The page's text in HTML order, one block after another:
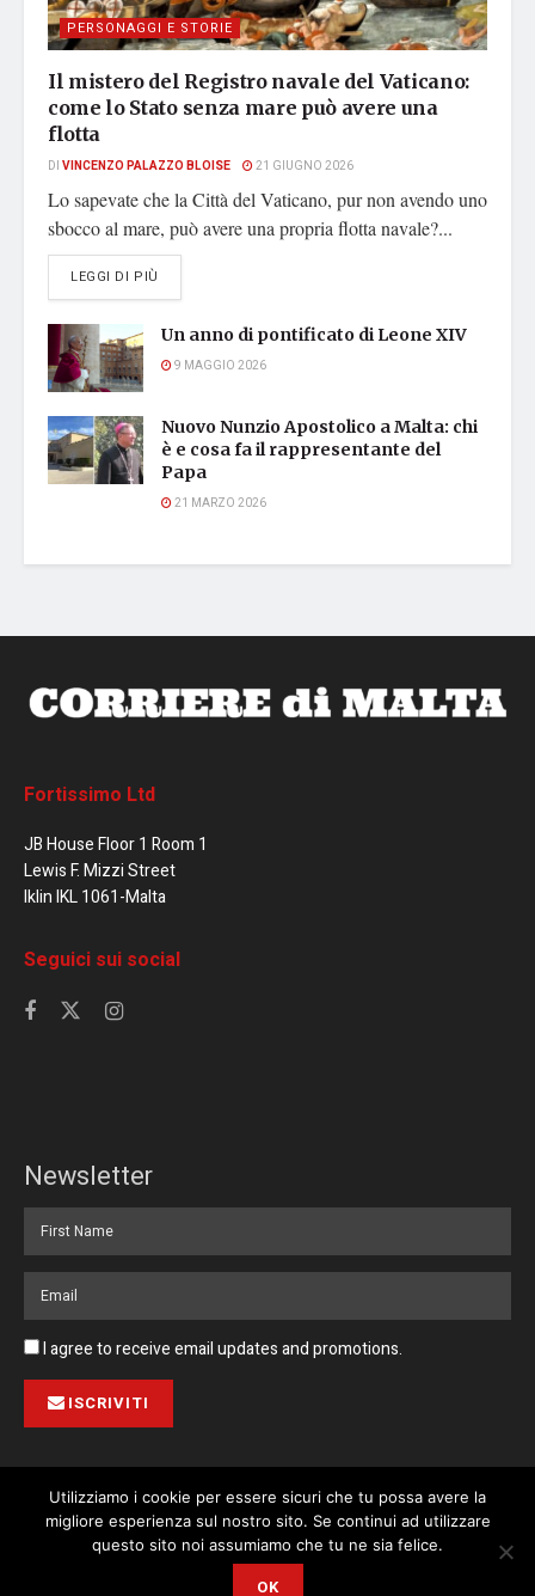
PERSONAGGI E STORIE
Il mistero del Registro navale del Vaticano:
come lo Stato senza mare può avere una
flotta
DI VINCENZO PALAZZO BLOISE 21 GIUGNO 2026
Lo sapevate che la Città del Vaticano, pur non avendo uno
sbocco al mare, può avere una propria flotta navale?...
LEGGI DI PIÙ
Un anno di pontificato di Leone XIV
9 MAGGIO 2026
Nuovo Nunzio Apostolico a Malta: chi
è e cosa fa il rappresentante del
Papa
21 MARZO 2026
Fortissimo Ltd
JB House Floor 1 Room 1
Lewis F. Mizzi Street
Iklin IKL 1061-Malta
Seguici sui social
Newsletter
I agree to receive email updates and promotions.
ISCRIVITI
Pubblicità Collabora con noi Contatto Privacy Policy
© 2023 Corriere di Malta / Fortissimo Ltd
This website uses cookies. By continuing to use this website you are
Utilizziamo i cookie per essere sicuri che tu possa avere la
migliore esperienza sul nostro sito. Se continui ad utilizzare
questo sito noi assumiamo che tu ne sia felice.
OK